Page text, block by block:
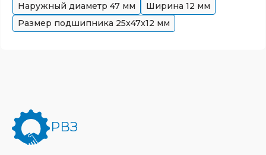
Наружный диаметр 47 мм Ширина 12 мм
Размер подшипника 25x47x12 мм
РВЗ